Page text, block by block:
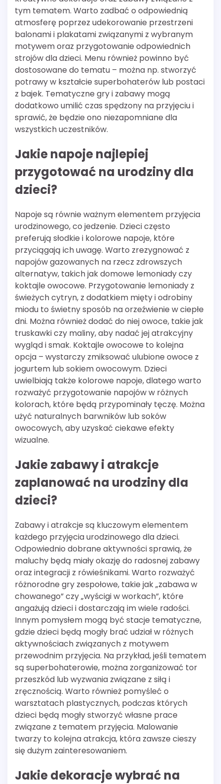
tym tematem. Warto zadbać o odpowiednią
atmosferę poprzez udekorowanie przestrzeni
balonami i plakatami związanymi z wybranym
motywem oraz przygotowanie odpowiednich
strojów dla dzieci. Menu również powinno być
dostosowane do tematu – można np. stworzyć
potrawy w kształcie superbohaterów lub postaci
z bajek. Tematyczne gry i zabawy mogą
dodatkowo umilić czas spędzony na przyjęciu i
sprawić, że będzie ono niezapomniane dla
wszystkich uczestników.
Jakie napoje najlepiej
przygotować na urodziny dla
dzieci?
Napoje są równie ważnym elementem przyjęcia
urodzinowego, co jedzenie. Dzieci często
preferują słodkie i kolorowe napoje, które
przyciągają ich uwagę. Warto zrezygnować z
napojów gazowanych na rzecz zdrowszych
alternatyw, takich jak domowe lemoniady czy
koktajle owocowe. Przygotowanie lemoniady z
świeżych cytryn, z dodatkiem mięty i odrobiny
miodu to świetny sposób na orzeźwienie w ciepłe
dni. Można również dodać do niej owoce, takie jak
truskawki czy maliny, aby nadać jej atrakcyjny
wygląd i smak. Koktajle owocowe to kolejna
opcja – wystarczy zmiksować ulubione owoce z
jogurtem lub sokiem owocowym. Dzieci
uwielbiają także kolorowe napoje, dlatego warto
rozważyć przygotowanie napojów w różnych
kolorach, które będą przypominały tęczę. Można
użyć naturalnych barwników lub soków
owocowych, aby uzyskać ciekawe efekty
wizualne.
Jakie zabawy i atrakcje
zaplanować na urodziny dla
dzieci?
Zabawy i atrakcje są kluczowym elementem
każdego przyjęcia urodzinowego dla dzieci.
Odpowiednio dobrane aktywności sprawią, że
maluchy będą miały okazję do radosnej zabawy
oraz integracji z rówieśnikami. Warto rozważyć
różnorodne gry zespołowe, takie jak „zabawa w
chowanego” czy „wyścigi w workach”, które
angażują dzieci i dostarczają im wiele radości.
Innym pomysłem mogą być stacje tematyczne,
gdzie dzieci będą mogły brać udział w różnych
aktywnościach związanych z motywem
przewodnim przyjęcia. Na przykład, jeśli tematem
są superbohaterowie, można zorganizować tor
przeszkód lub wyzwania związane z siłą i
zręcznością. Warto również pomyśleć o
warsztatach plastycznych, podczas których
dzieci będą mogły stworzyć własne prace
związane z tematem przyjęcia. Malowanie
twarzy to kolejna atrakcja, która zawsze cieszy
się dużym zainteresowaniem.
Jakie dekoracje wybrać na